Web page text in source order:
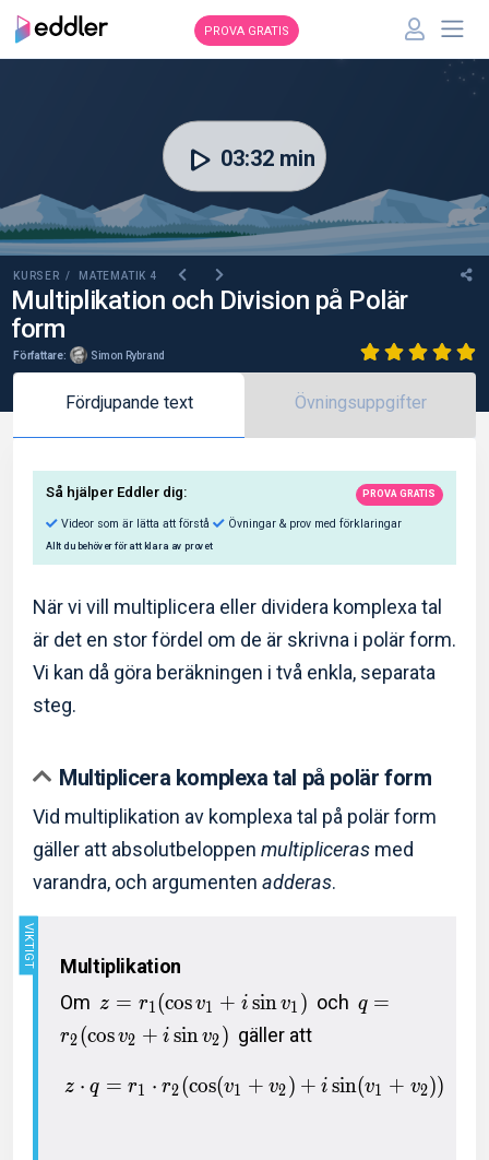
PROVA GRATIS
KURSER / MATEMATIK 4
Multiplikation och Division på Polär
form
Författare: Simon Rybrand
03:32 min
Fördjupande text Övningsuppgifter
Så hjälper Eddler dig:
Allt du behöver för att klara av provet
När vi vill multiplicera eller dividera komplexa tal
är det en stor fördel om de är skrivna i polär form.
Vi kan då göra beräkningen i två enkla, separata
steg.
Multiplicera komplexa tal på polär form
Vid multiplikation av komplexa tal på polär form
gäller att absolutbeloppen multipliceras med
varandra, och argumenten adderas.
Multiplikation
Om z = r1(cosv1 + i sinv1 ) och q =
r2(cosv2 + i sinv2) gäller att
z ⋅ q = r1 ⋅ r2(cos(v1 + v2) + i sin(v1 + v2))